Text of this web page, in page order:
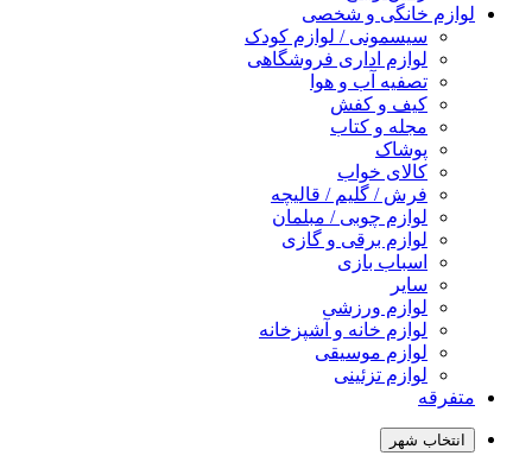
لوازم خانگی و شخصی
سیسمونی / لوازم کودک
لوازم اداری فروشگاهی
تصفیه آب و هوا
کیف و کفش
مجله و کتاب
پوشاک
کالای خواب
فرش / گلیم / قالیچه
لوازم چوبی / مبلمان
لوازم برقی و گازی
اسباب بازی
سایر
لوازم ورزشی
لوازم خانه و آشپزخانه
لوازم موسیقی
لوازم تزئینی
متفرقه
انتخاب شهر